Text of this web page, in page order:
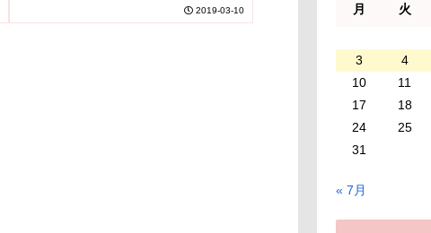
2019-03-10 月 火
3
4
10
11
17
18
24
25
31
« 7月